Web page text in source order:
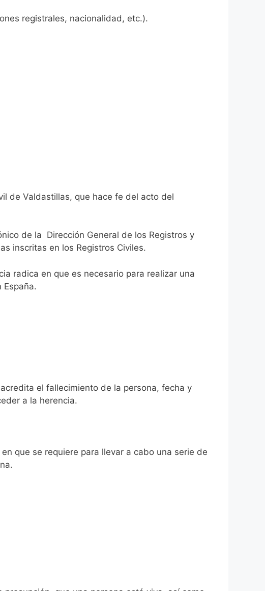
registrales, nacionalidad, etc.).
de Valdastillas, que hace fe del acto del
de la Dirección General de los Registros y
inscritas en los Registros Civiles.
radica en que es necesario para realizar una
el fallecimiento de la persona, fecha y
a la herencia.
que se requiere para llevar a cabo una serie de